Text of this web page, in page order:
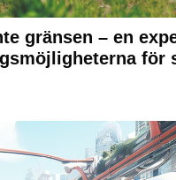
gränsen – en
för